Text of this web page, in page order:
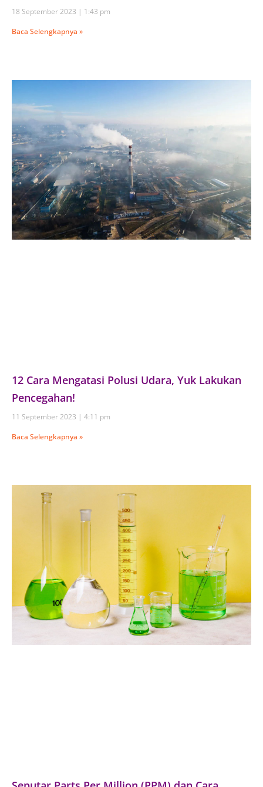
18 September 2023
1:43 pm
Baca Selengkapnya »
12 Cara Mengatasi Polusi Udara, Yuk Lakukan
Pencegahan!
11 September 2023
4:11 pm
Baca Selengkapnya »